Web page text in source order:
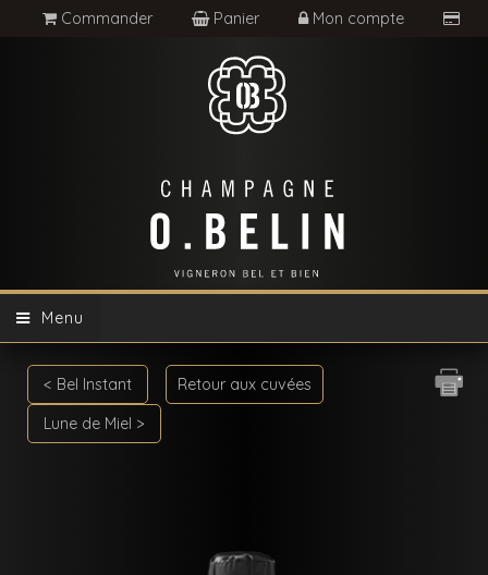
Commander Panier Mon compte
Menu
< Bel Instant
Retour aux cuvées
Lune de Miel >